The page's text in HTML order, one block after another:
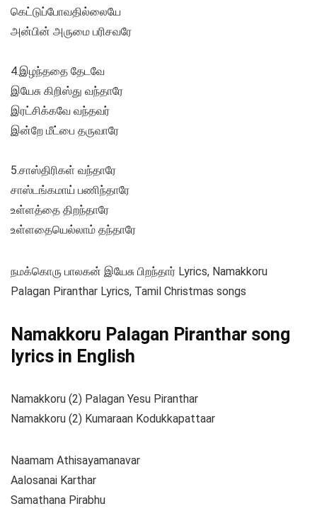
கெட்டுப்போவதில்லையே
அன்பின் அருமை பரிசவரே
4.இழந்ததை தேடவே
இயேசு கிறிஸ்து வந்தாரே
இரட்சிக்கவே வந்தவர்
இன்றே மீட்பை தருவாரே
5.சாஸ்திரிகள் வந்தாரே
சாஸ்டங்கமாய் பணிந்தாரே
உள்ளத்தை திறந்தாரே
உள்ளதையெல்லாம் தந்தாரே
நமக்கொரு பாலகன் இயேசு பிறந்தார் Lyrics, Namakkoru
Palagan Piranthar Lyrics, Tamil Christmas songs
Namakkoru Palagan Piranthar song
lyrics in English
Namakkoru (2) Palagan Yesu Piranthar
Namakkoru (2) Kumaraan Kodukkapattaar
Naamam Athisayamanavar
Aalosanai Karthar
Samathana Pirabhu